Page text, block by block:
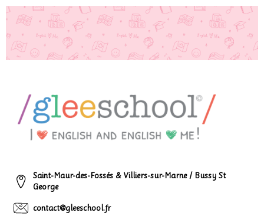
Saint-Maur-des-Fossés & Villiers-sur-Marne / Bussy St
George
contact@gleeschool.fr